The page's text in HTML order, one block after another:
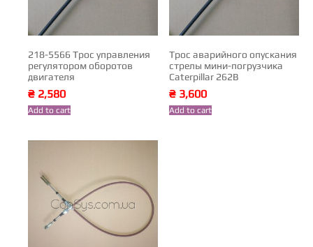
218-5566 Трос управления
регулятором оборотов
двигателя
₴ 2,580
Add to cart
Трос аварийного опускания
стрелы мини-погрузчика
Caterpillar 262В
₴ 3,600
Add to cart